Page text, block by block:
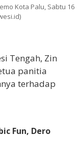
Kota Palu, Sabtu 16
Tengah, Zin
panitia
terhadap
Fun, Dero